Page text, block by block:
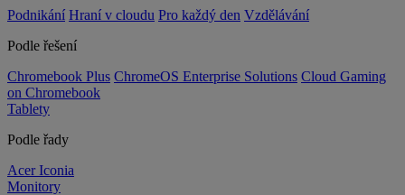
Podnikání Hraní v cloudu Pro každý den Vzdělávání
Podle řešení
Chromebook Plus ChromeOS Enterprise Solutions Cloud Gaming
on Chromebook
Tablety
Podle řady
Acer Iconia
Monitory